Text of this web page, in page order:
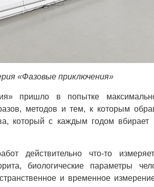
«Фазовые приключения»
пришло в попытке
методов и тем, к которым
который с каждым годом
действительно что-то
биологические параметры
и временное